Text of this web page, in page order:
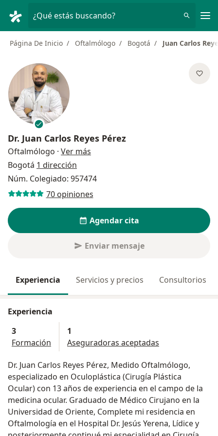
¿Qué estás buscando?
Página De Inicio Oftalmólogo Bogotá Juan Carlos
Dr. Juan Carlos Reyes Pérez
Oftalmólogo · Ver más
Bogotá 1 dirección
Núm. Colegiado: 957474
70 opiniones
Agendar cita
Enviar mensaje
Experiencia Servicios y precios Consultorios
Experiencia
3
Formación
1
Aseguradoras aceptadas
Dr. Juan Carlos Reyes Pérez, Medido Oftalmólogo,
especializado en Oculoplástica (Cirugía Plástica
Ocular) con 13 años de experiencia en el campo de la
medicina ocular. Graduado de Médico Cirujano en la
Universidad de Oriente, Complete mi residencia en
Oftalmología en el Hospital Dr. Jesús Yerena, Lídice y